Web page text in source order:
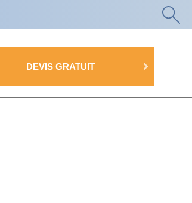
DEVIS GRATUIT